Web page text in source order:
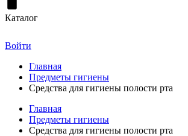
Каталог
Войти
Главная
Предметы гигиены
Средства для гигиены полости рта
Главная
Предметы гигиены
Средства для гигиены полости рта